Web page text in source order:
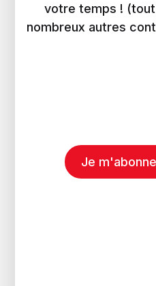
votre temps !
nombreux autres
Je